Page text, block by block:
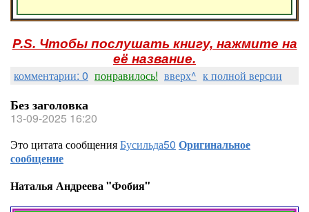
P.S. Чтобы послушать книгу, нажмите на
её название.
комментарии: 0 понравилось! вверх^ к полной версии
Без заголовка
13-09-2025 16:20
Это цитата сообщенияБусильда50 Оригинальное
сообщение
Наталья Андреева "Фобия"